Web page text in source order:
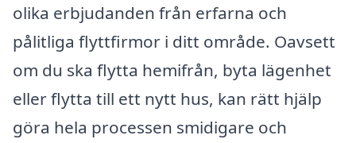
olika erbjudanden från erfarna och
pålitliga flyttfirmor i ditt område. Oavsett
om du ska flytta hemifrån, byta lägenhet
eller flytta till ett nytt hus, kan rätt hjälp
göra hela processen smidigare och